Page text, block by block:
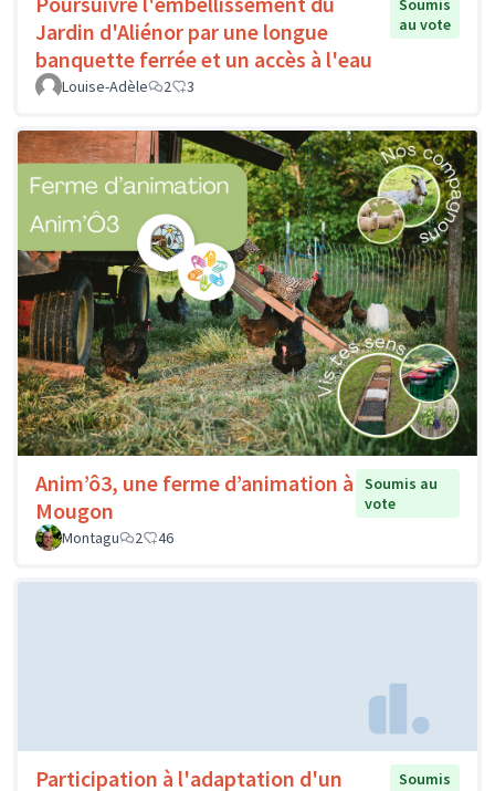
Jardin d'Aliénor par une longue
banquette ferrée et un accès à l'eau
Soumis
au vote
Louise-Adèle 2 3
Anim’ô3, une ferme d’animation à
Mougon
Soumis au
vote
Montagu
2 46
Participation à l'adaptation d'un
Soumis